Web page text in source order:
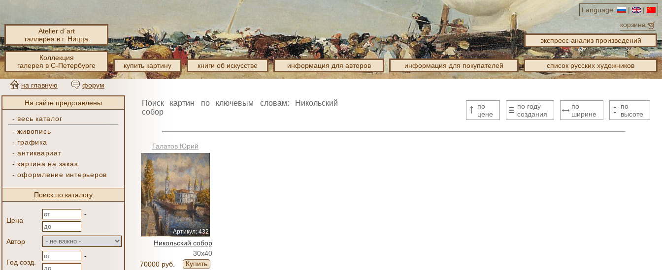
Language: |
|
корзина
Atelier d´art
галлерея в г. Ницца
экспресс анализ произведений
Коллекция
галерея в С-Петербурге
купить картину книги об искусстве информация для авторов информация для покупателей список русских художников
на главную форум
На сайте представлены
- весь каталог
-живопись
- графика
-антиквариат
- картина на заказ
-оформление интерьеров
Поиск по каталогу
Цена
-
Автор
Год созд.
-
Поиск картин по ключевым словам: Никольский
собор
по
цене
по году
создания
по
ширине
по
высоте
Галатов Юрий
Артикул: 432
Никольский собор
30x40
70000 руб.
Купить